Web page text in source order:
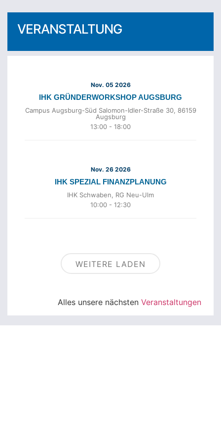
VERANSTALTUNG
Nov. 05 2026
IHK GRÜNDERWORKSHOP AUGSBURG
Campus Augsburg-Süd Salomon-Idler-Straße 30, 86159
Augsburg
13:00 - 18:00
Nov. 26 2026
IHK SPEZIAL FINANZPLANUNG
IHK Schwaben, RG Neu-Ulm
10:00 - 12:30
WEITERE LADEN
Alles unsere nächsten Veranstaltungen